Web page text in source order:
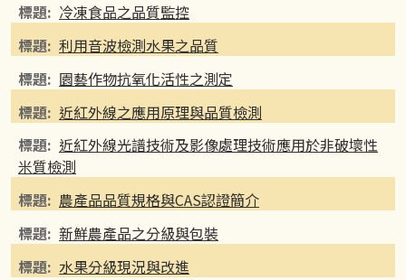
冷凍食品之品質監控
利用音波檢測水果之品質
園藝作物抗氧化活性之測定
近紅外線之應用原理與品質檢測
近紅外線光譜技術及影像處理技術應用於非破壞性
米質檢測
農產品品質規格與CAS認證簡介
新鮮農產品之分級與包裝
水果分級現況與改進